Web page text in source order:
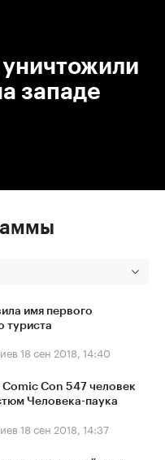
западе
имя первого
туриста
18 сен 2018, 14:40
Con 547 человек
Человека-паука
18 сен 2018, 14:37